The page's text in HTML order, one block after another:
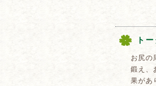
ト
お尻の
鍛え、
果があ